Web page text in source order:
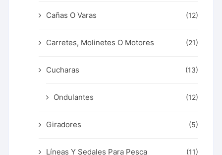
Cañas O Varas (12)
Carretes, Molinetes O Motores (21)
Cucharas (13)
Ondulantes (12)
Giradores (5)
Líneas Y Sedales Para Pesca (11)